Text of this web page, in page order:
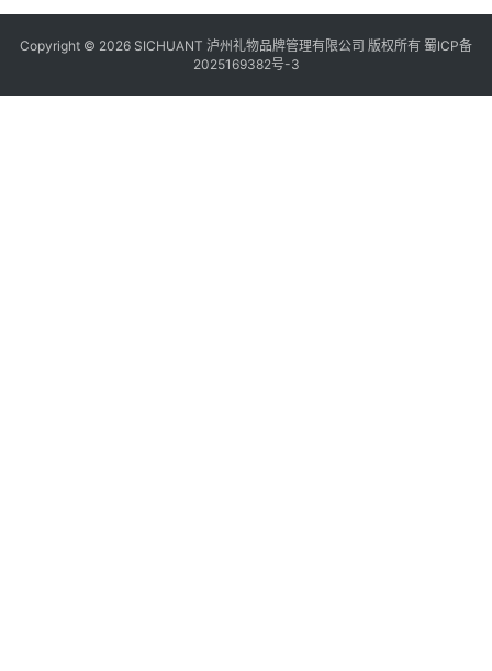
Copyright © 2026 SICHUANT 泸州礼物品牌管理有限公司 版权所有 蜀ICP备
2025169382号-3